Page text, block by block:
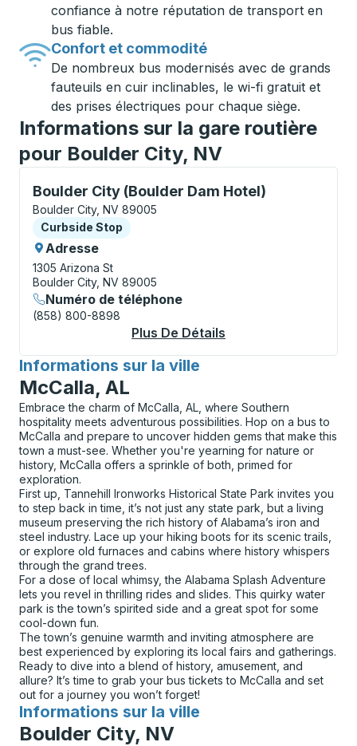
confiance à notre réputation de transport en
bus fiable.
Confort et commodité
De nombreux bus modernisés avec de grands
fauteuils en cuir inclinables, le wi-fi gratuit et
des prises électriques pour chaque siège.
Informations sur la gare routière
pour Boulder City, NV
Boulder City (Boulder Dam Hotel)
Curbside Stop, utilisez les touches fléchées ou la
Boulder City, NV 89005
Curbside Stop
Curbside Stop
Adresse
1305 Arizona St
Boulder City, NV 89005
Numéro de téléphone
(858) 800-8898
Plus De Détails
Informations sur la ville
pour
McCalla, AL
Embrace the charm of McCalla, AL, where Southern
hospitality meets adventurous possibilities. Hop on a bus to
McCalla and prepare to uncover hidden gems that make this
town a must-see. Whether you're yearning for nature or
history, McCalla offers a sprinkle of both, primed for
exploration.
First up, Tannehill Ironworks Historical State Park invites you
to step back in time, it’s not just any state park, but a living
museum preserving the rich history of Alabama’s iron and
steel industry. Lace up your hiking boots for its scenic trails,
or explore old furnaces and cabins where history whispers
through the grand trees.
For a dose of local whimsy, the Alabama Splash Adventure
lets you revel in thrilling rides and slides. This quirky water
park is the town’s spirited side and a great spot for some
cool-down fun.
The town’s genuine warmth and inviting atmosphere are
best experienced by exploring its local fairs and gatherings.
Ready to dive into a blend of history, amusement, and
allure? It’s time to grab your bus tickets to McCalla and set
out for a journey you won’t forget!
Informations sur la ville
pour
Boulder City, NV